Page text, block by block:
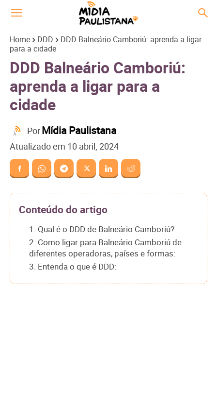
Home DDD
DDD Balneário Camboriú: aprenda a ligar
para a cidade
DDD Balneário Camboriú:
aprenda a ligar para a
cidade
PorMídia Paulistana
Atualizado em 10 abril, 2024
Conteúdo do artigo
1. Qual é o DDD de Balneário Camboriú?
2. Como ligar para Balneário Camboriú de
diferentes operadoras, países e formas:
3. Entenda o que é DDD: